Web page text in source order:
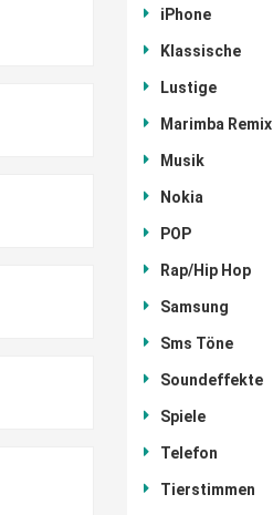
iPhone
Klassische
Lustige
Marimba Remix
Musik
Nokia
POP
Rap/Hip Hop
Samsung
Sms Töne
Soundeffekte
Spiele
Telefon
Tierstimmen